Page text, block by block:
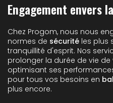
Engagement envers
Chez Progom, nous nous
normes de sécurité les plus
tranquillité d'esprit. Nos
prolonger la durée de vie
optimisant ses
pour tous vos besoins en
plus encore.